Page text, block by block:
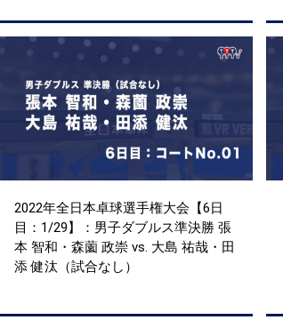
2022年全日本卓球選手権大会【6日
目：1/29】：男子ダブルス準決勝 張
本 智和・森薗 政崇 vs. 大島 祐哉・田
添 健汰（試合なし）